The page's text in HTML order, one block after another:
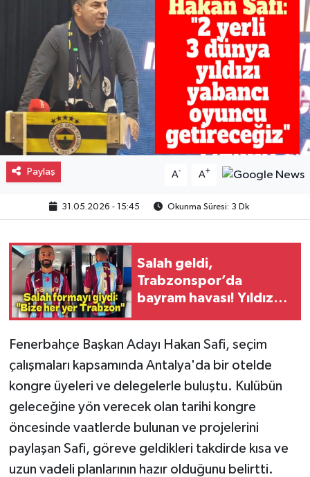
Paylaş A- A+
31.05.2026 - 15:45 Okunma Süresi: 3 Dk
Salah geldi,
Trabzonspor’da
bayram havası! Yıldız
Fenerbahçe Başkan Adayı Hakan Safi, seçim
çalışmaları kapsamında Antalya'da bir otelde
kongre üyeleri ve delegelerle buluştu. Kulübün
geleceğine yön verecek olan tarihi kongre
öncesinde vaatlerde bulunan ve projelerini
paylaşan Safi, göreve geldikleri takdirde kısa ve
uzun vadeli planlarının hazır olduğunu belirtti.
Gayrimenkul
Spor
Eğitim